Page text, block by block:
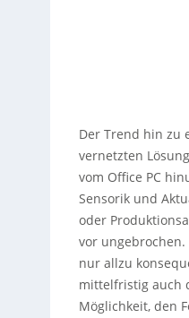
Der Trend hin zu
vernetzten
vom Office PC
Sensorik und
oder
vor
nur allzu
mittelfristig auch
Möglichkeit, den